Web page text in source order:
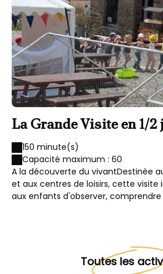
La Grande Visite en 1/2
Découverte et Savoirs
150 minute(s)
Capacité maximum : 60
A la découverte du vivantDestinée
et aux centres de loisirs, cette
aux enfants d'observer, comprendre
Toutes les